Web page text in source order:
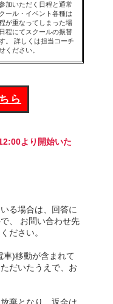
加いただく日程と通常
ール・イベント各種は
が重なってしまった場
程にてスクールの振替
。 詳しくは担当コーチ
ください。
ら
より開始いた
る場合は、回答に
、 お問い合わせ先
ださい。
車)移動が含まれて
だいたうえで、お